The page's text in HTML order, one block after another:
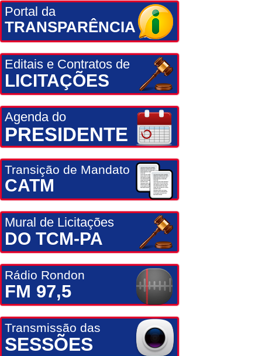
Portal da
TRANSPARÊNCIA
Editais e Contratos de
LICITAÇÕES
Agenda do
PRESIDENTE
Transição de Mandato
CATM
Mural de Licitações
DO TCM-PA
Rádio Rondon
FM 97,5
Transmissão das
SESSÕES